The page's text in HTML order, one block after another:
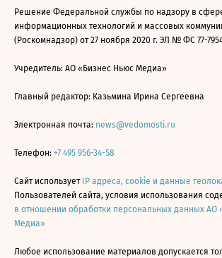
Решение Федеральной службы по надзору в
информационных технологий и массовых
(Роскомнадзор) от 27 ноября 2020 г. ЭЛ № ФС 77-
Учредитель: АО «Бизнес Ньюс Медиа»
Главный редактор: Казьмина Ирина Сергеевна
Электронная почта: news@vedomosti.ru
Телефон: +7 495 956-34-58
Сайт использует IP адреса, cookie и данные
Пользователей сайта, условия использования
в отношении обработки персональных данных АО
Медиа»
Любое использование материалов допускается